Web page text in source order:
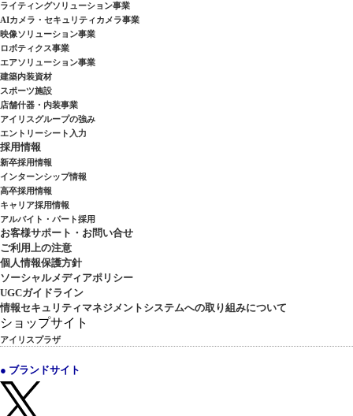
ライティングソリューション事業
AIカメラ・セキュリティカメラ事業
映像ソリューション事業
ロボティクス事業
エアソリューション事業
建築内装資材
スポーツ施設
店舗什器・内装事業
アイリスグループの強み
エントリーシート入力
採用情報
新卒採用情報
インターンシップ情報
高卒採用情報
キャリア採用情報
アルバイト・パート採用
お客様サポート・お問い合せ
ご利用上の注意
個人情報保護方針
ソーシャルメディアポリシー
UGCガイドライン
情報セキュリティマネジメントシステムへの取り組みについて
ショップサイト
アイリスプラザ
● ブランドサイト